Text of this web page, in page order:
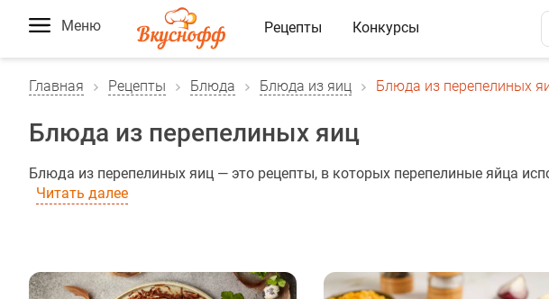
Меню Рецепты Конкурсы
Главная Рецепты Блюда Блюда из яиц Блюда из перепелиных
Блюда из перепелиных яиц
Блюда из перепелиных яиц — это рецепты, в которых перепелиные яйца
Читать далее